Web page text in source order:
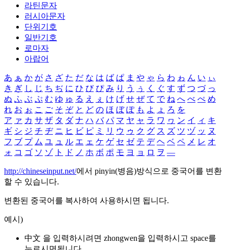
라틴문자
러시아문자
단위기호
일반기호
로마자
아랍어
あ ぁ か が さ ざ た だ な は ば ぱ ま や ゃ ら わ ゎ ん い ぃ
き ぎ し じ ち ぢ に ひ び ぴ み り う ぅ く ぐ す ず つ づ っ
ぬ ふ ぶ ぷ む ゆ ゅ る え ぇ け げ せ ぜ て で ね へ べ ぺ め
れ お ぉ こ ご そ ぞ と ど の ほ ぼ ぽ も よ ょ ろ を
ア ァ カ サ ザ タ ダ ナ ハ バ パ マ ヤ ャ ラ ワ ヮ ン イ ィ キ
ギ シ ジ チ ヂ ニ ヒ ビ ピ ミ リ ウ ゥ ク グ ス ズ ツ ヅ ッ ヌ
フ ブ プ ム ユ ュ ル エ ェ ケ ゲ セ ゼ テ デ ヘ ベ ペ メ レ オ
ォ コ ゴ ソ ゾ ト ド ノ ホ ボ ポ モ ヨ ョ ロ ヲ ―
http://chineseinput.net/에서 pinyin(병음)방식으로 중국어를 변환
할 수 있습니다.
변환된 중국어를 복사하여 사용하시면 됩니다.
예시)
中文 을 입력하시려면 zhongwen을 입력하시고 space를